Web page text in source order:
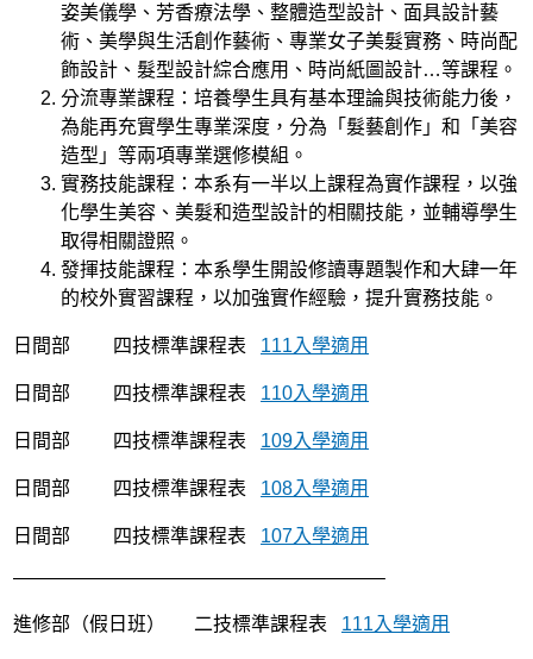
姿美儀學、芳香療法學、整體造型設計、面具設計藝
術、美學與生活創作藝術、專業女子美髮實務、時尚配
飾設計、髮型設計綜合應用、時尚紙圖設計…等課程。
分流專業課程：培養學生具有基本理論與技術能力後，
為能再充實學生專業深度，分為「髮藝創作」和「美容
造型」等兩項專業選修模組。
實務技能課程：本系有一半以上課程為實作課程，以強
化學生美容、美髮和造型設計的相關技能，並輔導學生
取得相關證照。
發揮技能課程：本系學生開設修讀專題製作和大肆一年
的校外實習課程，以加強實作經驗，提升實務技能。
日間部 四技標準課程表 111入學適用
日間部 四技標準課程表 110入學適用
日間部 四技標準課程表 109入學適用
日間部 四技標準課程表 108入學適用
日間部 四技標準課程表 107入學適用
———————————————————–
進修部（假日班） 二技標準課程表 111入學適用